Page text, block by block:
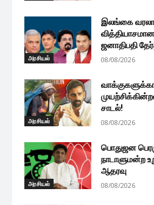
அரசியல்
இலங்கை
ஜனாதிபதி
08/08/2026
அரசியல்
சாடல்!
08/08/2026
அரசியல்
பொதுஜன
நாடாளுமன்ற
ஆதரவு
08/08/2026